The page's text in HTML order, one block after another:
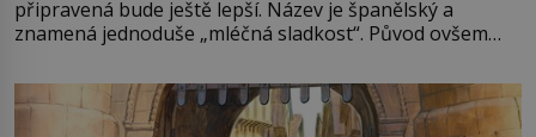
připravená bude ještě lepší. Název je španělský a
znamená jednoduše „mléčná sladkost“. Původ ovšem
pře hned několik latinskoamerických zemí a k tomu
Francie, kde se traduje,